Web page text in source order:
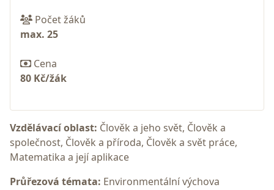
Počet žáků
max. 25
Cena
80 Kč/žák
Vzdělávací oblast: Člověk a jeho svět, Člověk a
společnost, Člověk a příroda, Člověk a svět práce,
Matematika a její aplikace
Průřezová témata: Environmentální výchova